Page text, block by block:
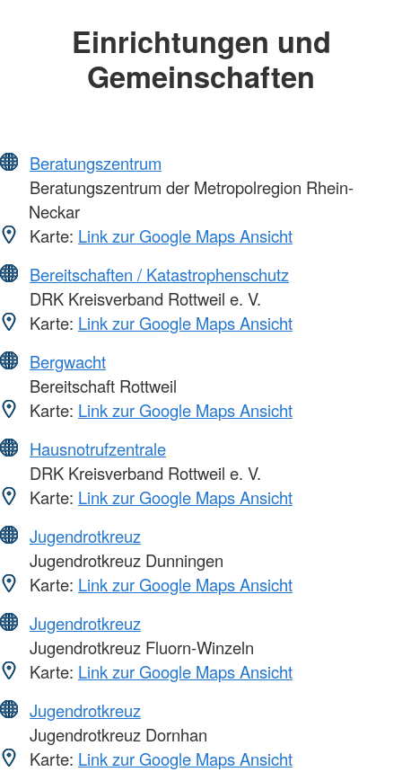
Einrichtungen und
Gemeinschaften
Beratungszentrum
Beratungszentrum der Metropolregion Rhein-
Neckar
Karte: Link zur Google Maps Ansicht
Bereitschaften / Katastrophenschutz
DRK Kreisverband Rottweil e. V.
Karte: Link zur Google Maps Ansicht
Bergwacht
Bereitschaft Rottweil
Karte: Link zur Google Maps Ansicht
Hausnotrufzentrale
DRK Kreisverband Rottweil e. V.
Karte: Link zur Google Maps Ansicht
Jugendrotkreuz
Jugendrotkreuz Dunningen
Karte: Link zur Google Maps Ansicht
Jugendrotkreuz
Jugendrotkreuz Fluorn-Winzeln
Karte: Link zur Google Maps Ansicht
Jugendrotkreuz
Jugendrotkreuz Dornhan
Karte: Link zur Google Maps Ansicht